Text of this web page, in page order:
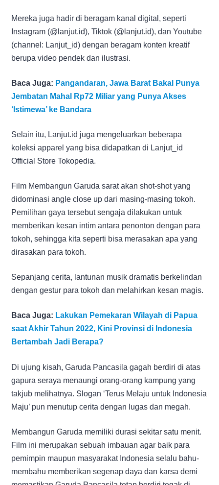
Mereka juga hadir di beragam kanal digital, seperti
Instagram (@lanjut.id), Tiktok (@lanjut.id), dan Youtube
(channel: Lanjut_id) dengan beragam konten kreatif
berupa video pendek dan ilustrasi.
Baca Juga: Pangandaran, Jawa Barat Bakal Punya
Jembatan Mahal Rp72 Miliar yang Punya Akses
‘Istimewa’ ke Bandara
Selain itu, Lanjut.id juga mengeluarkan beberapa
koleksi apparel yang bisa didapatkan di Lanjut_id
Official Store Tokopedia.
Film Membangun Garuda sarat akan shot-shot yang
didominasi angle close up dari masing-masing tokoh.
Pemilihan gaya tersebut sengaja dilakukan untuk
memberikan kesan intim antara penonton dengan para
tokoh, sehingga kita seperti bisa merasakan apa yang
dirasakan para tokoh.
Sepanjang cerita, lantunan musik dramatis berkelindan
dengan gestur para tokoh dan melahirkan kesan magis.
Baca Juga: Lakukan Pemekaran Wilayah di Papua
saat Akhir Tahun 2022, Kini Provinsi di Indonesia
Bertambah Jadi Berapa?
Di ujung kisah, Garuda Pancasila gagah berdiri di atas
gapura seraya menaungi orang-orang kampung yang
takjub melihatnya. Slogan ‘Terus Melaju untuk Indonesia
Maju’ pun menutup cerita dengan lugas dan megah.
Membangun Garuda memiliki durasi sekitar satu menit.
Film ini merupakan sebuah imbauan agar baik para
pemimpin maupun masyarakat Indonesia selalu bahu-
membahu memberikan segenap daya dan karsa demi